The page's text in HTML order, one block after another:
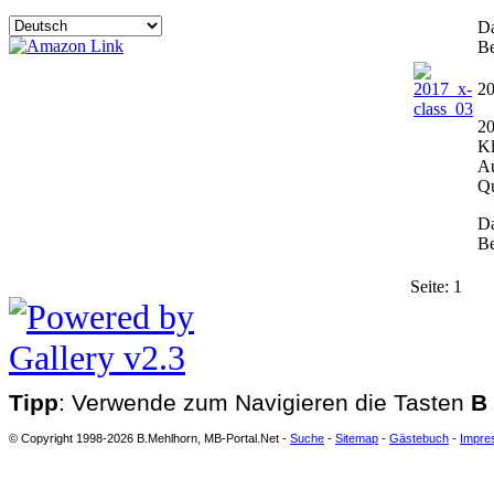
Seite: 1
Tipp: Verwende zum Navigieren die Tasten B
© Copyright 1998-2026 B.Mehlhorn, MB-Portal.Net - Suche - Sitemap - Gästebuch -